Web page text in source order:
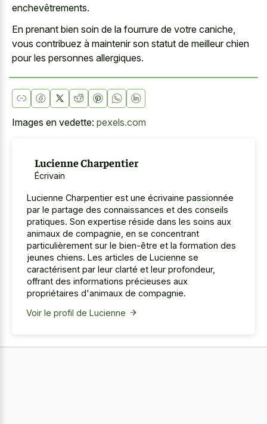
enchevêtrements.
En prenant bien soin de la fourrure de votre caniche,
vous contribuez à maintenir son statut de meilleur chien
pour les personnes allergiques.
Images en vedette: pexels.com
Lucienne Charpentier
Écrivain
Lucienne Charpentier est une écrivaine passionnée
par le partage des connaissances et des conseils
pratiques. Son expertise réside dans les soins aux
animaux de compagnie, en se concentrant
particulièrement sur le bien-être et la formation des
jeunes chiens. Les articles de Lucienne se
caractérisent par leur clarté et leur profondeur,
offrant des informations précieuses aux
propriétaires d'animaux de compagnie.
Voir le profil de Lucienne